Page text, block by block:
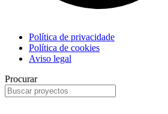
Política de privacidade
Política de cookies
Aviso legal
Procurar